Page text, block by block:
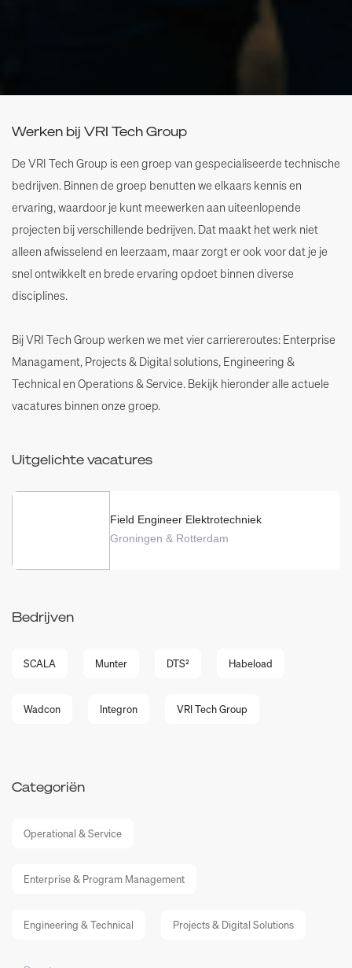
Werken bij VRI Tech Group
De VRI Tech Group is een groep van gespecialiseerde technische
bedrijven. Binnen de groep benutten we elkaars kennis en
ervaring, waardoor je kunt meewerken aan uiteenlopende
projecten bij verschillende bedrijven. Dat maakt het werk niet
alleen afwisselend en leerzaam, maar zorgt er ook voor dat je je
snel ontwikkelt en brede ervaring opdoet binnen diverse
disciplines.
Bij VRI Tech Group werken we met vier carriereroutes: Enterprise
Managament, Projects & Digital solutions, Engineering &
Technical en Operations & Service. Bekijk hieronder alle actuele
vacatures binnen onze groep.
Uitgelichte vacatures
Field Engineer Elektrotechniek
Groningen & Rotterdam
Bedrijven
SCALA Munter DTS² Habeload
Wadcon Integron VRI Tech Group
Categoriën
Operational & Service
Enterprise & Program Management
Engineering & Technical Projects & Digital Solutions